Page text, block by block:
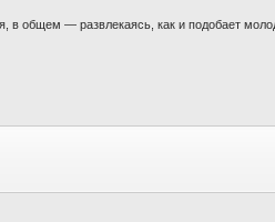
в общем — развлекаясь, как и подобает